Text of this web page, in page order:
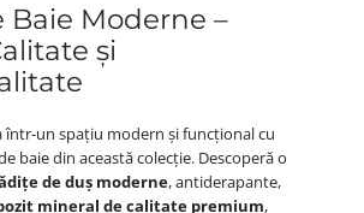
Baie Moderne –
și
într-un spațiu modern și funcțional cu
baie din această colecție. Descoperă o
de duș moderne, antiderapante,
mineral de calitate premium,